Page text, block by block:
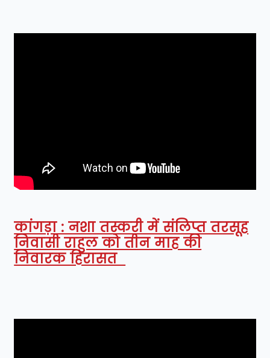
कांगड़ा : नशा तस्करी में संलिप्त तरसूह
निवासी राहुल को तीन माह की
निवारक हिरासत